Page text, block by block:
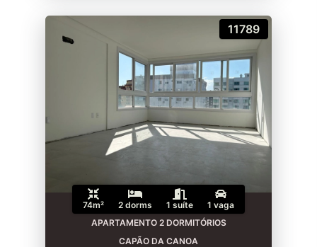
11789
74m² 2 dorms 1 suíte
1 vaga
APARTAMENTO 2 DORMITÓRIOS
CAPÃO DA CANOA